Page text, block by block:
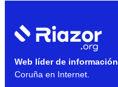
Web líder de información
Coruña en Internet.